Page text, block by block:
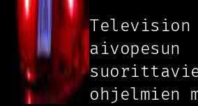
Television
aivopesun
ohjelmien